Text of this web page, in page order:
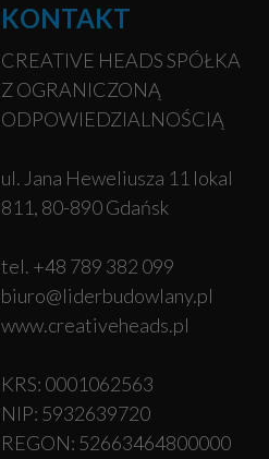
KONTAKT
CREATIVE HEADS SPÓŁKA
Z OGRANICZONĄ
ODPOWIEDZIALNOŚCIĄ
ul. Jana Heweliusza 11 lokal
811, 80-890 Gdańsk
tel. +48 789 382 099
biuro@liderbudowlany.pl
www.creativeheads.pl
KRS: 0001062563
NIP: 5932639720
REGON: 52663464800000